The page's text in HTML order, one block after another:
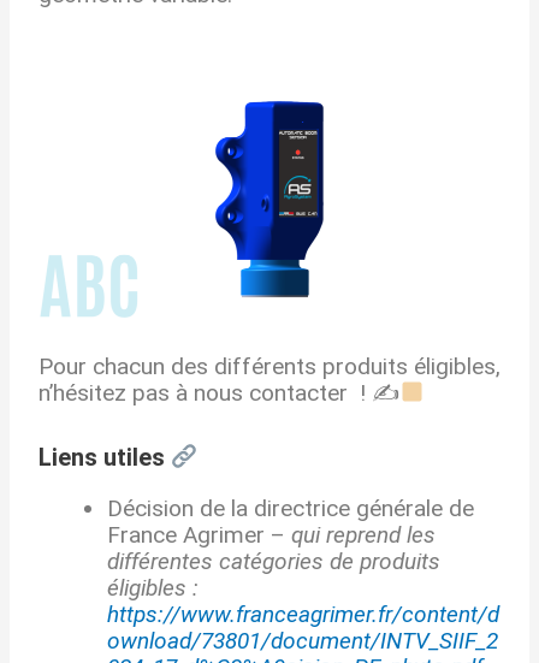
Pour chacun des différents produits éligibles,
n’hésitez pas à nous contacter ! ✍
Liens utiles
Décision de la directrice générale de
France Agrimer – qui reprend les
différentes catégories de produits
éligibles :
https://www.franceagrimer.fr/content/d
ownload/73801/document/INTV_SIIF_2